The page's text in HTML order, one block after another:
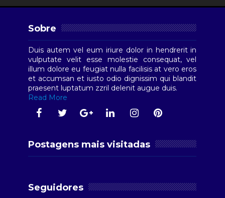
Sobre
Duis autem vel eum iriure dolor in hendrerit in
vulputate velit esse molestie consequat, vel
illum dolore eu feugiat nulla facilisis at vero eros
et accumsan et iusto odio dignissim qui blandit
praesent luptatum zzril delenit augue duis.
Read More
Postagens mais visitadas
Seguidores